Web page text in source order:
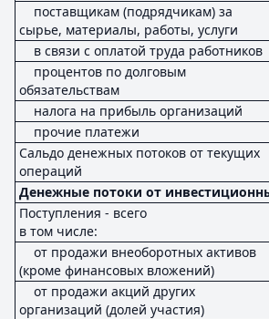
поставщикам (подрядчикам) за
сырье, материалы, работы, услуги
в связи с оплатой труда работников
процентов по долговым
обязательствам
налога на прибыль организаций
прочие платежи
Сальдо денежных потоков от текущих
операций
Денежные потоки от
Поступления - всего
в том числе:
от продажи внеоборотных активов
(кроме финансовых вложений)
от продажи акций других
организаций (долей участия)